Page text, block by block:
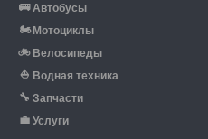
🚌 Автобусы
🏍 Мотоциклы
🚲 Велосипеды
⛵ Водная техника
🔧 Запчасти
💼 Услуги